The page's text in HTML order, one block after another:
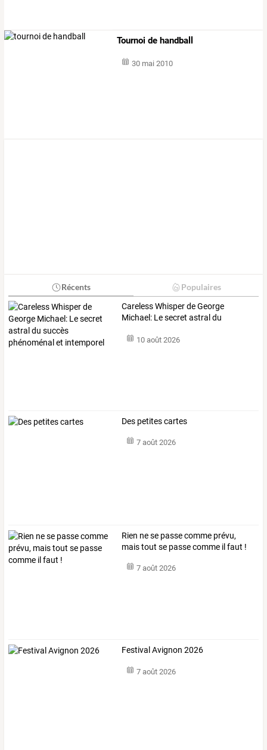
Tournoi de handball
30 mai 2010
Récents Populaires
CarelessWhisperdeGeorge
Michael: Lesecret astral du
10 août 2026
Des petites cartes
7 août 2026
Rien ne se passe comme prévu,
mais tout se passe comme il faut !
7 août 2026
Festival Avignon 2026
7 août 2026